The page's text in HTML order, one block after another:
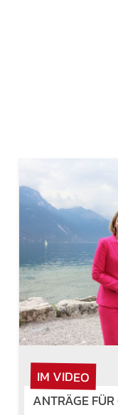
IM VIDEO
ANTRÄGE